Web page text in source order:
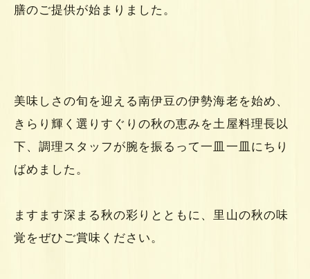
膳のご提供が始まりました。
美味しさの旬を迎える南伊豆の伊勢海老を始め、
きらり輝く選りすぐりの秋の恵みを土屋料理長以
下、調理スタッフが腕を振るって一皿一皿にちり
ばめました。
ますます深まる秋の彩りとともに、里山の秋の味
覚をぜひご賞味ください。